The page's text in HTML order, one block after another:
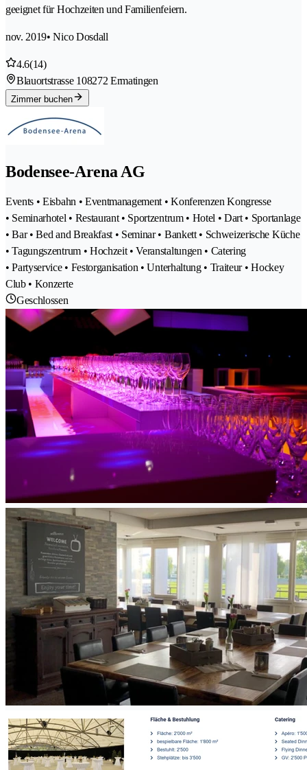
geeignet für Hochzeiten und Familienfeiern.
nov. 2019• Nico Dosdall
4.6(14)
Blauortstrasse 108272 Ermatingen
Zimmer buchen
Bodensee-Arena AG
Events • Eisbahn • Eventmanagement • Konferenzen Kongresse
• Seminarhotel • Restaurant • Sportzentrum • Hotel • Dart • Sportanlage
• Bar • Bed and Breakfast • Seminar • Bankett • Schweizerische Küche
• Tagungszentrum • Hochzeit • Veranstaltungen • Catering
• Partyservice • Festorganisation • Unterhaltung • Traiteur • Hockey
Club • Konzerte
Geschlossen